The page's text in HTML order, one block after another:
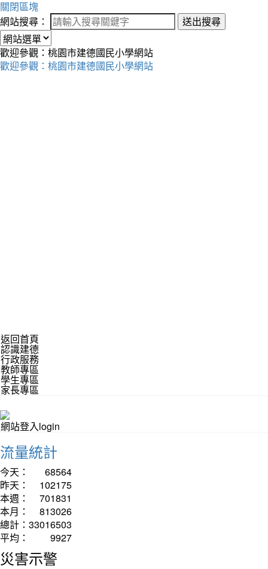
關閉區塊
網站搜尋：
送出搜尋
歡迎參觀：桃園市建德國民小學網站
歡迎參觀：桃園市建德國民小學網站
返回首頁
認識建德
行政服務
教師專區
學生專區
家長專區
網站登入login
流量統計
今天：
68564
昨天：
102175
本週：
701831
本月：
813026
總計： 33016503
平均：
9927
災害示警